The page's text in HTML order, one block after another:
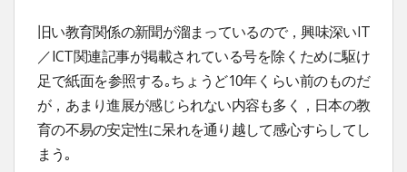
旧い教育関係の新聞が溜まっているので，興味深いIT
／ICT関連記事が掲載されている号を除くために駆け
足で紙面を参照する｡ちょうど10年くらい前のものだ
が，あまり進展が感じられない内容も多く，日本の教
育の不易の安定性に呆れを通り越して感心すらしてし
まう｡